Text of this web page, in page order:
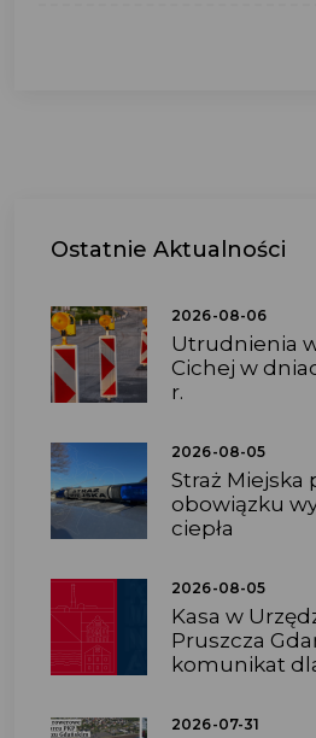
Ostatnie Aktualności
2026-08-06
Utrudnienia
Cichej w
r.
2026-08-05
Straż Miejska
obowiązku
ciepła
2026-08-05
Kasa w
Pruszcza
komunikat
2026-07-31